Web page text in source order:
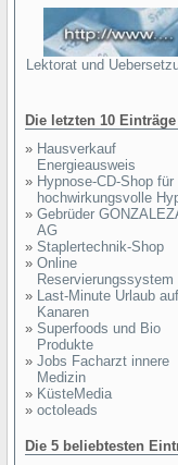
Lektorat und
Die letzten 10 Einträge
» Hausverkauf
Energieausweis
» Hypnose-CD-Shop für
hochwirkungsvolle
» Gebrüder
AG
» Staplertechnik-Shop
» Online
Reservierungssystem
» Last-Minute Urlaub
Kanaren
» Superfoods und Bio
Produkte
» Jobs Facharzt innere
Medizin
» KüsteMedia
» octoleads
Die 5 beliebtesten